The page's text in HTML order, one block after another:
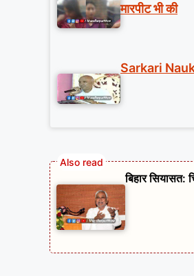
मारपीट भी की
Sarkari Naukri:
बिहार